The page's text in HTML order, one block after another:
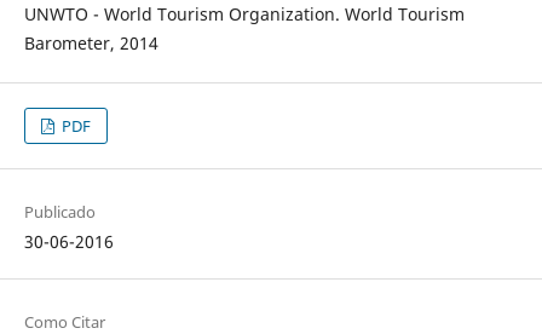
UNWTO - World Tourism Organization. World Tourism
Barometer, 2014
PDF
Publicado
30-06-2016
Como Citar